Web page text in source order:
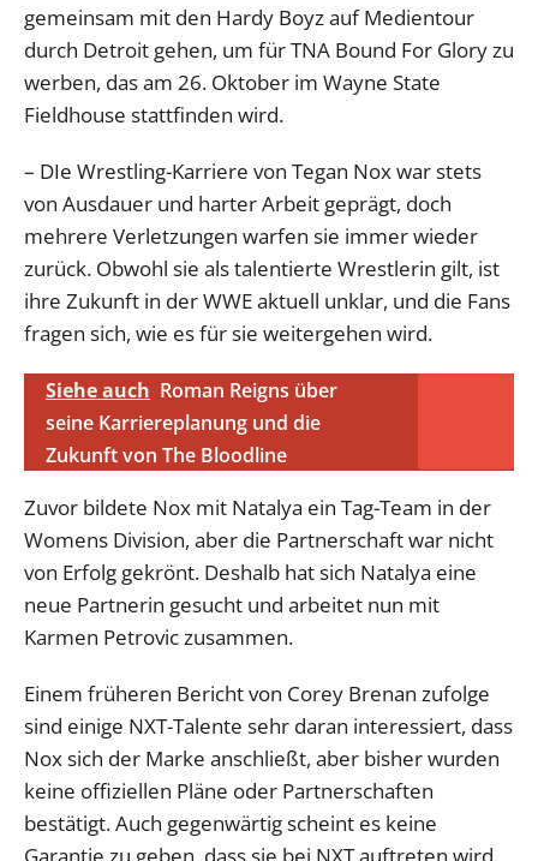
gemeinsam mit den Hardy Boyz auf Medientour
durch Detroit gehen, um für TNA Bound For Glory zu
werben, das am 26. Oktober im Wayne State
Fieldhouse stattfinden wird.
– DIe Wrestling-Karriere von Tegan Nox war stets
von Ausdauer und harter Arbeit geprägt, doch
mehrere Verletzungen warfen sie immer wieder
zurück. Obwohl sie als talentierte Wrestlerin gilt, ist
ihre Zukunft in der WWE aktuell unklar, und die Fans
fragen sich, wie es für sie weitergehen wird.
Siehe auch Roman Reigns über
seine Karriereplanung und die
Zukunft von The Bloodline
Zuvor bildete Nox mit Natalya ein Tag-Team in der
Womens Division, aber die Partnerschaft war nicht
von Erfolg gekrönt. Deshalb hat sich Natalya eine
neue Partnerin gesucht und arbeitet nun mit
Karmen Petrovic zusammen.
Einem früheren Bericht von Corey Brenan zufolge
sind einige NXT-Talente sehr daran interessiert, dass
Nox sich der Marke anschließt, aber bisher wurden
keine offiziellen Pläne oder Partnerschaften
bestätigt. Auch gegenwärtig scheint es keine
Garantie zu geben, dass sie bei NXT auftreten wird.